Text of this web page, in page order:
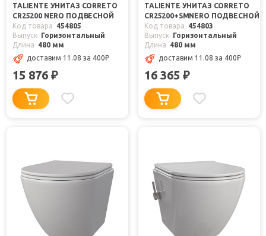
TALIENTE УНИТАЗ CORRETO
CR25200 NERO ПОДВЕСНОЙ
Код товара
454805
Выпуск Горизонтальный
Длина
480 мм
доставим 11.08 за 400₽
15 876 ₽
TALIENTE УНИТАЗ CORRETO
CR25200+SMNERO ПОДВЕСНОЙ
Код товара
454803
Выпуск Горизонтальный
Длина
480 мм
доставим 11.08 за 400₽
16 365 ₽